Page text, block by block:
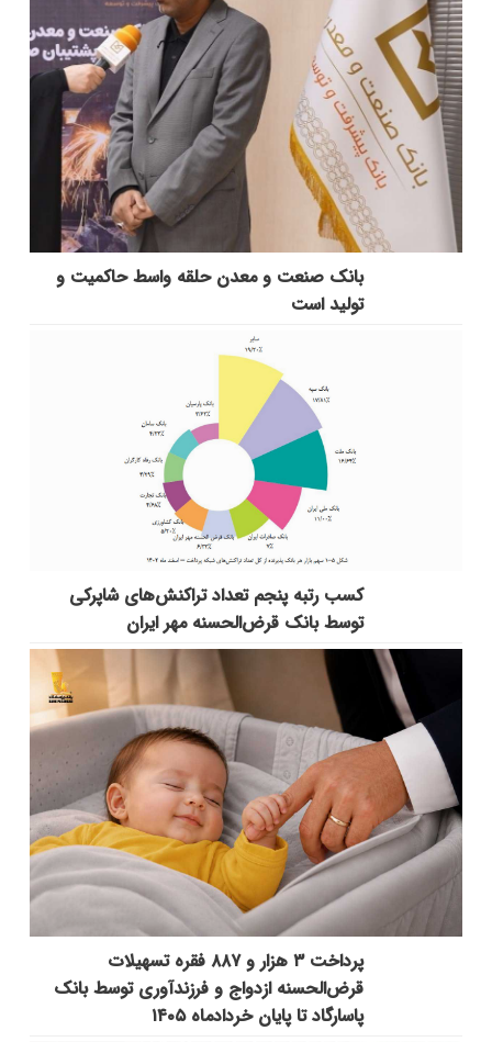
بانك صنعت و معدن حلقه واسط حاكمیت و
تولید است
کسب رتبه پنجم تعداد تراکنش‌های شاپرکی
توسط بانک قرض‌الحسنه مهر ایران
پرداخت ۳ هزار و ۸۸۷ فقره تسهیلات
قرض‌الحسنه ازدواج و فرزندآوری توسط بانک
پاسارگاد تا پایان خردادماه ۱۴۰۵